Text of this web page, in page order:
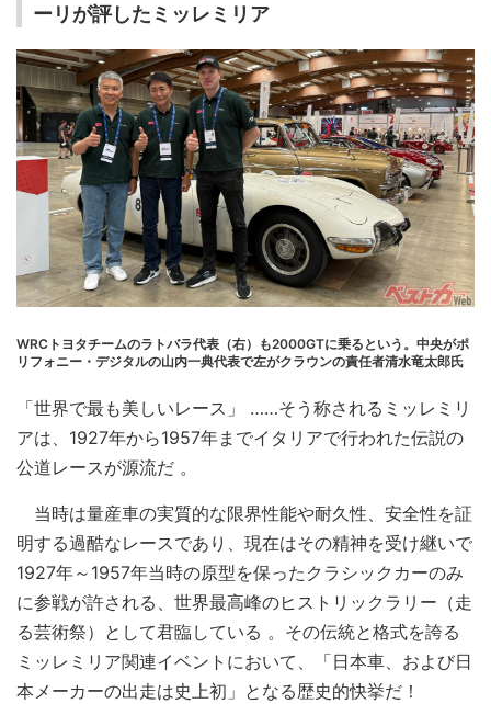
ーリが評したミッレミリア
WRCトヨタチームのラトバラ代表（右）も2000GTに乗るという。中央がポ
リフォニー・デジタルの山内一典代表で左がクラウンの責任者清水竜太郎氏
「世界で最も美しいレース」 ……そう称されるミッレミリ
アは、1927年から1957年までイタリアで行われた伝説の
公道レースが源流だ 。
当時は量産車の実質的な限界性能や耐久性、安全性を証
明する過酷なレースであり、現在はその精神を受け継いで
1927年～1957年当時の原型を保ったクラシックカーのみ
に参戦が許される、世界最高峰のヒストリックラリー（走
る芸術祭）として君臨している 。その伝統と格式を誇る
ミッレミリア関連イベントにおいて、「日本車、および日
本メーカーの出走は史上初」となる歴史的快挙だ！